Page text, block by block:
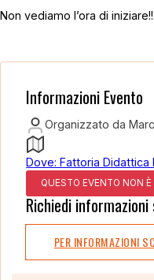
Non vediamo l’ora di iniziare!!
Informazioni Evento
Organizzato da
Dove: Fattoria
QUESTO EVENTO NON
Richiedi informazioni
PER INFORMAZIONI